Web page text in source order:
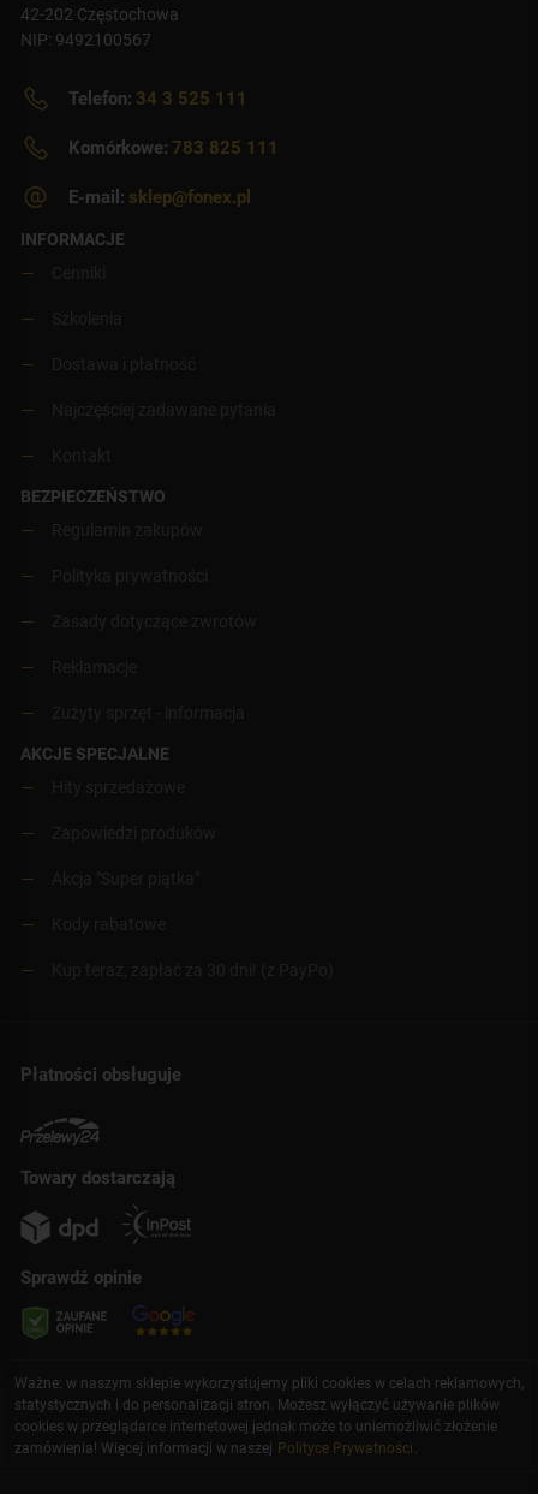
42-202 Częstochowa
NIP: 9492100567
Telefon: 34 3 525 111
Komórkowe: 783 825 111
E-mail: sklep@fonex.pl
INFORMACJE
BEZPIECZEŃSTWO
AKCJE SPECJALNE
Płatności obsługuje
Towary dostarczają
Sprawdź opinie
Ważne: w naszym sklepie wykorzystujemy pliki cookies w celach reklamowych,
statystycznych i do personalizacji stron. Możesz wyłączyć używanie plików
cookies w przeglądarce internetowej jednak może to uniemożliwić złożenie
zamówienia! Więcej informacji w naszej Polityce Prywatności .